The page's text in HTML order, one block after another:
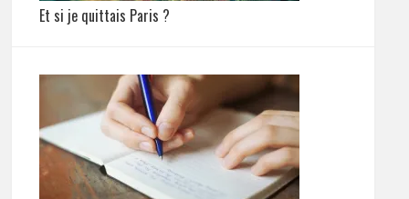
Et si je quittais Paris ?